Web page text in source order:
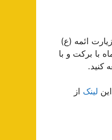
ائمه (ع)
با برکت و با
کنید.
لینک از